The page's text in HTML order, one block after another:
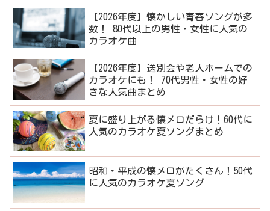
【2026年度】懐かしい青春ソングが多
数！ 80代以上の男性・女性に人気の
カラオケ曲
【2026年度】送別会や老人ホームでの
カラオケにも！ 70代男性・女性の好
きな人気曲まとめ
夏に盛り上がる懐メロだらけ！60代に
人気のカラオケ夏ソングまとめ
昭和・平成の懐メロがたくさん！50代
に人気のカラオケ夏ソング